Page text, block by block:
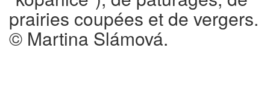
prairies coupées et de vergers.
© Martina Slámová.